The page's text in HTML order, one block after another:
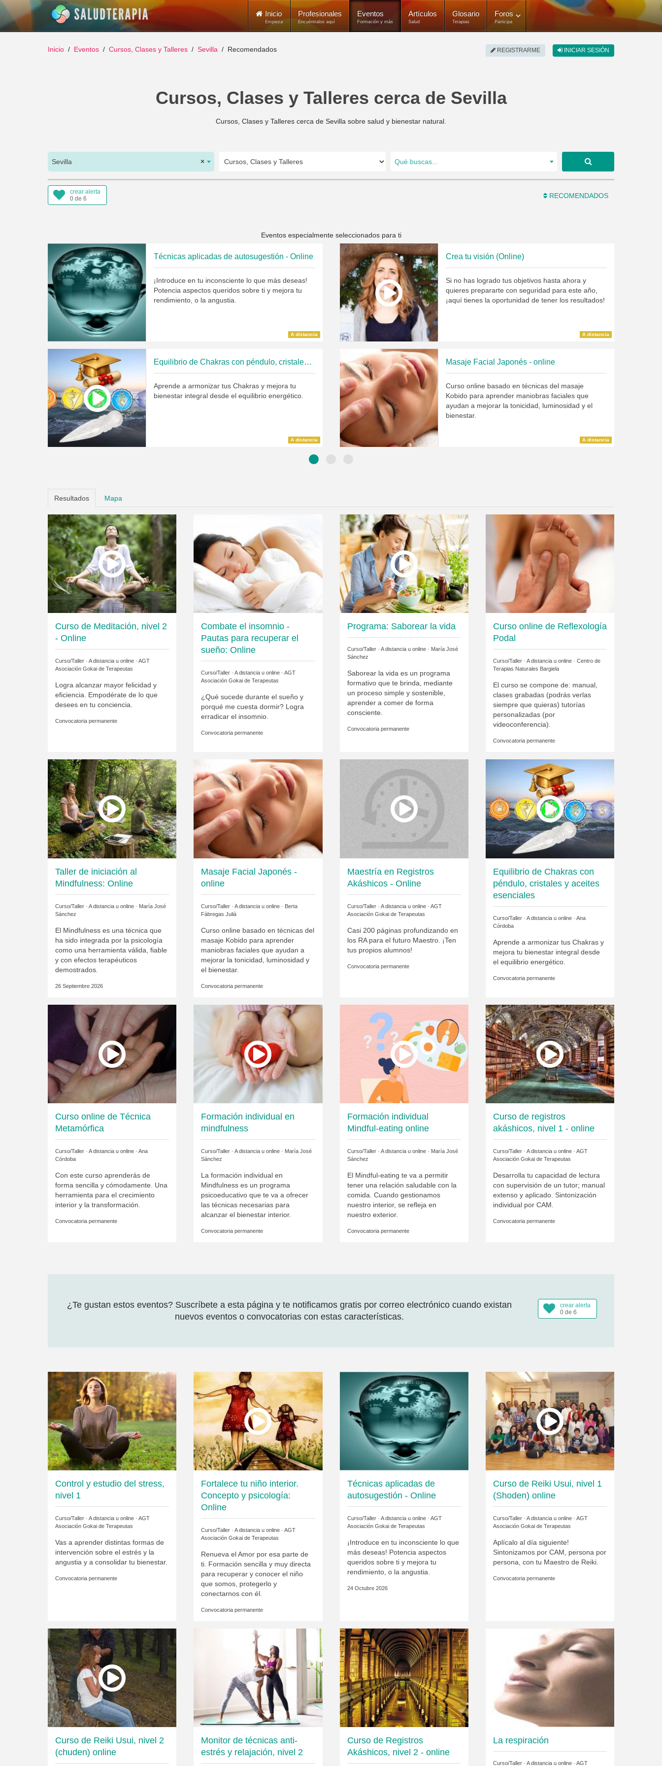
Inicio
Empieza
Profesionales
Encuéntralos aquí
Eventos
Formación y más
Artículos
Salud
Glosario
Terapias
Foros
Participa
REGISTRARME INICIAR SESIÓN
Inicio Eventos Cursos, Clases y Talleres Sevilla Recomendados
Cursos, Clases y Talleres cerca de Sevilla
Cursos, Clases y Talleres cerca de Sevilla sobre salud y bienestar natural.
×
Sevilla Qué buscas...
crear alerta
0 de 6
RECOMENDADOS
Eventos especialmente seleccionados para ti
Técnicas aplicadas de autosugestión - Online
¡Introduce en tu inconsciente lo que más deseas!
Potencia aspectos queridos sobre ti y mejora tu
rendimiento, o la angustia.
A distancia
Crea tu visión (Online)
Si no has logrado tus objetivos hasta ahora y
quieres prepararte con seguridad para este año,
¡aquí tienes la oportunidad de tener los resultados!
A distancia
Equilibrio de Chakras con péndulo, cristales y aceites esenciales
Aprende a armonizar tus Chakras y mejora tu
bienestar integral desde el equilibrio energético.
A distancia
Masaje Facial Japonés - online
Curso online basado en técnicas del masaje
Kobido para aprender maniobras faciales que
ayudan a mejorar la tonicidad, luminosidad y el
bienestar.
A distancia
Resultados Mapa
Curso de Meditación, nivel 2
- Online
Curso/Taller · A distancia u online · AGT
Asociación Gokai de Terapeutas
Logra alcanzar mayor felicidad y
eficiencia. Empodérate de lo que
desees en tu conciencia.
Convocatoria permanente
Combate el insomnio -
Pautas para recuperar el
sueño: Online
Curso/Taller · A distancia u online ·AGT
Asociación Gokai de Terapeutas
¿Qué sucede durante el sueño y
porqué me cuesta dormir? Logra
erradicar el insomnio.
Convocatoria permanente
Programa: Saborear la vida
Curso/Taller · A distancia u online · María José
Sánchez
Saborear la vida es un programa
formativo que te brinda, mediante
un proceso simple y sostenible,
aprender a comer de forma
consciente.
Convocatoria permanente
Curso online de Reflexología
Podal
Curso/Taller · A distancia u online · Centro de
Terapias Naturales Bargiela
El curso se compone de: manual,
clases grabadas (podrás verlas
siempre que quieras) tutorías
personalizadas (por
videoconferencia).
Convocatoria permanente
Taller de iniciación al
Mindfulness: Online
Curso/Taller · A distancia u online · María José
Sánchez
El Mindfulness es una técnica que
ha sido integrada por la psicología
como una herramienta válida, fiable
y con efectos terapéuticos
demostrados.
26 Septiembre 2026
Masaje Facial Japonés -
online
Curso/Taller · A distancia u online · Berta
Fàbregas Julià
Curso online basado en técnicas del
masaje Kobido para aprender
maniobras faciales que ayudan a
mejorar la tonicidad, luminosidad y
el bienestar.
Convocatoria permanente
Maestría en Registros
Akáshicos - Online
Curso/Taller · A distancia u online · AGT
Asociación Gokai de Terapeutas
Casi 200 páginas profundizando en
los RA para el futuro Maestro. ¡Ten
tus propios alumnos!
Convocatoria permanente
Equilibrio de Chakras con
péndulo, cristales y aceites
esenciales
Curso/Taller · A distancia u online · Ana
Córdoba
Aprende a armonizar tus Chakras y
mejora tu bienestar integral desde
el equilibrio energético.
Convocatoria permanente
Curso online de Técnica
Metamórfica
Curso/Taller · A distancia u online · Ana
Córdoba
Con este curso aprenderás de
forma sencilla y cómodamente. Una
herramienta para el crecimiento
interior y la transformación.
Convocatoria permanente
Formación individual en
mindfulness
Curso/Taller · A distancia u online · María José
Sánchez
La formación individual en
Mindfulness es un programa
psicoeducativo que te va a ofrecer
las técnicas necesarias para
alcanzar el bienestar interior.
Convocatoria permanente
Formación individual
Mindful-eating online
Curso/Taller · A distancia u online · María José
Sánchez
El Mindful-eating te va a permitir
tener una relación saludable con la
comida. Cuando gestionamos
nuestro interior, se refleja en
nuestro exterior.
Convocatoria permanente
Curso de registros
akáshicos, nivel 1 - online
Curso/Taller · A distancia u online · AGT
Asociación Gokai de Terapeutas
Desarrolla tu capacidad de lectura
con supervisión de un tutor; manual
extenso y aplicado. Sintonización
individual por CAM.
Convocatoria permanente
crear alerta
0 de 6
¿Te gustan estos eventos? Suscríbete a esta página y te notificamos gratis por correo electrónico cuando existan
nuevos eventos o convocatorias con estas características.
Control y estudio del stress,
nivel 1
Curso/Taller · A distancia u online · AGT
Asociación Gokai de Terapeutas
Vas a aprender distintas formas de
intervención sobre el estrés y la
angustia y a consolidar tu bienestar.
Convocatoria permanente
Fortalece tu niño interior.
Concepto y psicología:
Online
Curso/Taller · A distancia u online ·AGT
Asociación Gokai de Terapeutas
Renueva el Amor por esa parte de
ti. Formación sencilla y muy directa
para recuperar y conocer el niño
que somos, protegerlo y
conectarnos con él.
Convocatoria permanente
Técnicas aplicadas de
autosugestión - Online
Curso/Taller · A distancia u online · AGT
Asociación Gokai de Terapeutas
¡Introduce en tu inconsciente lo que
más deseas! Potencia aspectos
queridos sobre ti y mejora tu
rendimiento, o la angustia.
24 Octubre 2026
Curso de Reiki Usui, nivel 1
(Shoden) online
Curso/Taller · A distancia u online · AGT
Asociación Gokai de Terapeutas
Aplícalo al día siguiente!
Sintonizamos por CAM, persona por
persona, con tu Maestro de Reiki.
Convocatoria permanente
Curso de Reiki Usui, nivel 2
(chuden) online
Monitor de técnicas anti-
estrés y relajación, nivel 2
Curso de Registros
Akáshicos, nivel 2 - online
La respiración
Curso/Taller · A distancia u online · AGT